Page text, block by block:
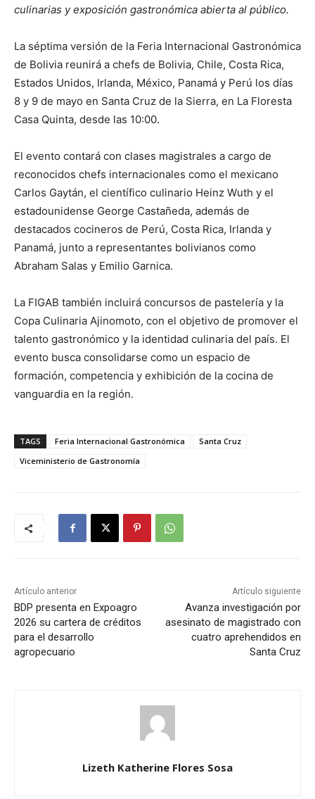
culinarias y exposición gastronómica abierta al público.
La séptima versión de la Feria Internacional Gastronómica
de Bolivia reunirá a chefs de Bolivia, Chile, Costa Rica,
Estados Unidos, Irlanda, México, Panamá y Perú los días
8 y 9 de mayo en Santa Cruz de la Sierra, en La Floresta
Casa Quinta, desde las 10:00.
El evento contará con clases magistrales a cargo de
reconocidos chefs internacionales como el mexicano
Carlos Gaytán, el científico culinario Heinz Wuth y el
estadounidense George Castañeda, además de
destacados cocineros de Perú, Costa Rica, Irlanda y
Panamá, junto a representantes bolivianos como
Abraham Salas y Emilio Garnica.
La FIGAB también incluirá concursos de pastelería y la
Copa Culinaria Ajinomoto, con el objetivo de promover el
talento gastronómico y la identidad culinaria del país. El
evento busca consolidarse como un espacio de
formación, competencia y exhibición de la cocina de
vanguardia en la región.
TAGS Feria Internacional Gastronómica
Santa Cruz
Viceministerio de Gastronomía
Artículo anterior
BDP presenta en Expoagro
2026 su cartera de créditos
para el desarrollo
agropecuario
Artículo siguiente
Avanza investigación por
asesinato de magistrado con
cuatro aprehendidos en
Santa Cruz
Lizeth Katherine Flores Sosa